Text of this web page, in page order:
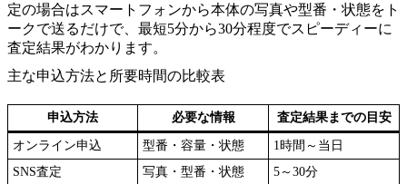
定の場合はスマートフォンから本体の写真や型番・状態をト
ークで送るだけで、最短5分から30分程度でスピーディーに
査定結果がわかります。
主な申込方法と所要時間の比較表
申込方法 必要な情報 査定結果までの目安
オンライン申込 型番・容量・状態
1時間～当日
SNS査定
写真・型番・状態
5～30分